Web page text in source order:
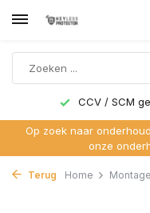
CCV / SCM
Op zoek naar
onze
Terug Home